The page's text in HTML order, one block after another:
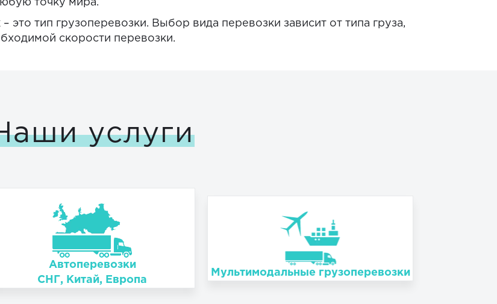
точку мира.
это тип грузоперевозки. Выбор вида перевозки зависит от типа груза,
скорости перевозки.
услуги
Автоперевозки
СНГ, Китай, Европа
Мультимодальные грузоперевозки